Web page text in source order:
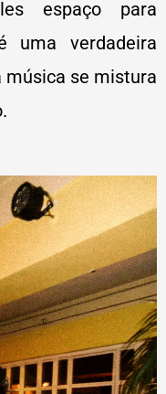
espaço para
uma verdadeira
música se mistura